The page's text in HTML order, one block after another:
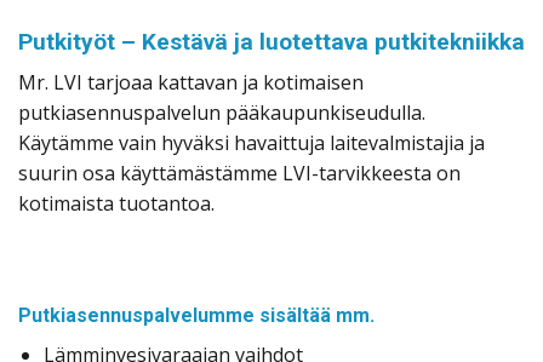
Putkityöt – Kestävä ja luotettava putkitekniikka
Mr. LVI tarjoaa kattavan ja kotimaisen
putkiasennuspalvelun pääkaupunkiseudulla.
Käytämme vain hyväksi havaittuja laitevalmistajia ja
suurin osa käyttämästämme LVI-tarvikkeesta on
kotimaista tuotantoa.
Putkiasennuspalvelumme sisältää mm.
Lämminvesivaraajan vaihdot